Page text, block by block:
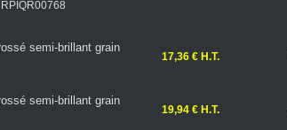
semi-brillant grain
17,36 € H.T.
semi-brillant grain
19,94 € H.T.